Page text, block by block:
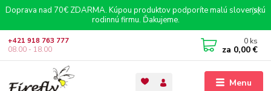
Doprava nad 70€ ZDARMA. Kúpou produktov podporíte malú slovenskú
rodinnú firmu. Ďakujeme.
Menu
+421 918 763 777
08.00 - 18.00
0 ks
za 0,00 €